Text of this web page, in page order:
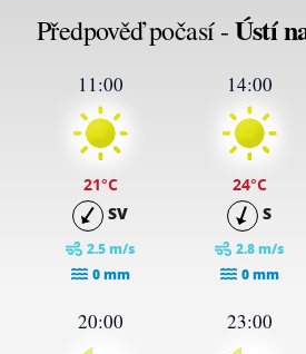
Předpověď počasí -Ústí
11:00
21°C
SV
2.5 m/s
0 mm
14:00
24°C
S
2.8 m/s
0 mm
20:00 23:00